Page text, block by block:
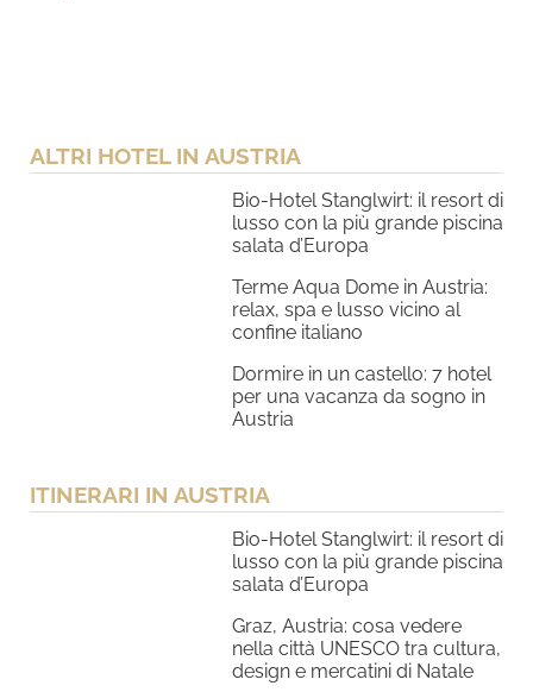
ALTRI HOTEL IN AUSTRIA
Bio-Hotel Stanglwirt: il resort di
lusso con la più grande piscina
salata d’Europa
Terme Aqua Dome in Austria:
relax, spa e lusso vicino al
confine italiano
Dormire in un castello: 7 hotel
per una vacanza da sogno in
Austria
ITINERARI IN AUSTRIA
Bio-Hotel Stanglwirt: il resort di
lusso con la più grande piscina
salata d’Europa
Graz, Austria: cosa vedere
nella città UNESCO tra cultura,
design e mercatini di Natale